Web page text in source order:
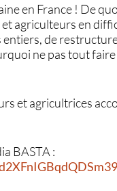
en France ! De
agriculteurs en
de
ne pas tout
et agricultrices
BASTA :